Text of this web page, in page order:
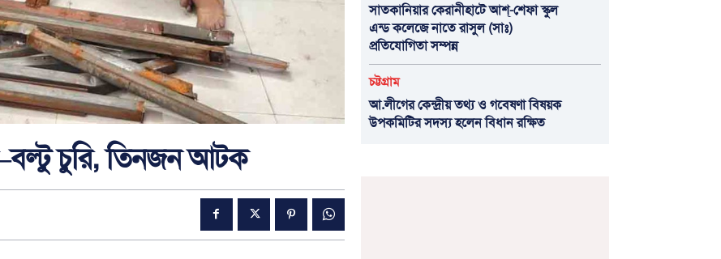
চুরি, তিনজন আটক
সাতকানিয়ার কেরানীহাটে আশ্-শেফা স্কুল
এন্ড কলেজে নাতে রাসুল (সাঃ)
প্রতিযোগিতা সম্পন্ন
চট্টগ্রাম
আ.লীগের কেন্দ্রীয় তথ্য ও গবেষণা বিষয়ক
উপকমিটির সদস্য হলেন বিধান রক্ষিত